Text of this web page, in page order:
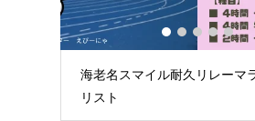
海老名スマイル耐久リレーマラソン 出走
1 2 3 4 5